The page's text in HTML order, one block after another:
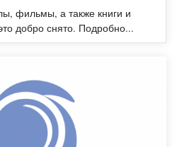
фильмы, а также книги и
добро снято. Подробно...